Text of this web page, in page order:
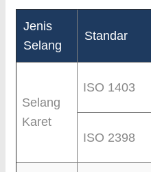
Jenis
Selang
Standar
Selang
Karet
ISO 1403
ISO 2398